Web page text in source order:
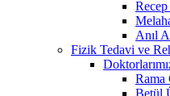
Anıl
Fizik Tedavi ve
Betül